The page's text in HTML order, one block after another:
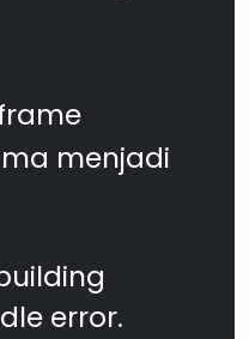
menjadi
error.